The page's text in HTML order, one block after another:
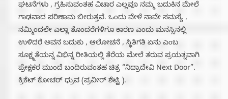
ಘಟನೆಗಳು , ಗ್ರಹಿಸುವಂತಹ ವಿಚಾರ ಎಲ್ಲವೂ ನಮ್ಮ ಬದುಕಿನ ಮೇಲೆ
ಗಾಢವಾದ ಪರಿಣಾಮ ಬೀರುತ್ತವೆ. ಒಂದು ವೇಳೆ ನಾವೇ ಸಮಸ್ಯೆ ,
ನಮ್ಮಿಂದಲೇ ಎಲ್ಲಾ ತೊಂದರೆಗಳಿಗೂ ಕಾರಣ ಎಂದು ಮನಸ್ಸಿನಲ್ಲಿ
ಉಳಿದರೆ ಅವನ ಬದುಕು , ಆಲೋಚನೆ , ಸ್ಥಿತಿಗತಿ ಏನು ಎಂಬ
ಸೂಕ್ಷ್ಮತೆಯನ್ನ ವಿಭಿನ್ನ ರೀತಿಯಲ್ಲಿ ತೆರೆಯ ಮೇಲೆ ತರುವ ಪ್ರಯತ್ನವಾಗಿ
ಪ್ರೇಕ್ಷಕರ ಮುಂದೆ ಬಂದಿರುವಂತಹ ಚಿತ್ರ “ನಿದ್ರಾದೇವಿ Next Door”.
ಕ್ರಿಕೆಟ್ ಕೋಚರ್ ಧ್ರುವ (ಪ್ರವೀರ್ ಶೆಟ್ಟಿ ).